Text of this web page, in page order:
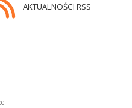
AKTUALNOŚCI RSS